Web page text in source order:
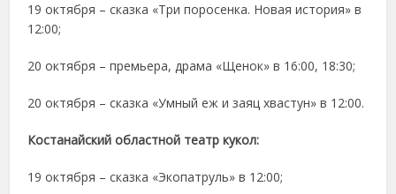
19 октября – сказка «Три поросенка. Новая история» в
12:00;
20 октября – премьера, драма «Щенок» в 16:00, 18:30;
20 октября – сказка «Умный еж и заяц хвастун» в 12:00.
Костанайский областной театр кукол:
19 октября – сказка «Экопатруль» в 12:00;